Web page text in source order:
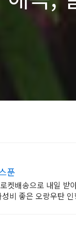
푼
켓배송으로 내일 받
비 좋은 오랑우탄